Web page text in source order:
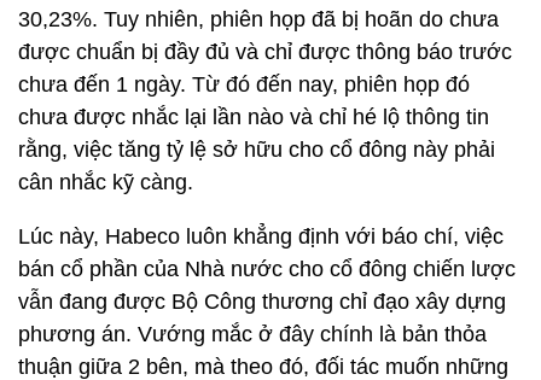
30,23%. Tuy nhiên, phiên họp đã bị hoãn do chưa
được chuẩn bị đầy đủ và chỉ được thông báo trước
chưa đến 1 ngày. Từ đó đến nay, phiên họp đó
chưa được nhắc lại lần nào và chỉ hé lộ thông tin
rằng, việc tăng tỷ lệ sở hữu cho cổ đông này phải
cân nhắc kỹ càng.
Lúc này, Habeco luôn khẳng định với báo chí, việc
bán cổ phần của Nhà nước cho cổ đông chiến lược
vẫn đang được Bộ Công thương chỉ đạo xây dựng
phương án. Vướng mắc ở đây chính là bản thỏa
thuận giữa 2 bên, mà theo đó, đối tác muốn những